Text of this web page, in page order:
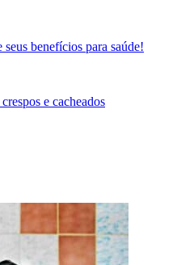
benefícios para saúde!
e cacheados